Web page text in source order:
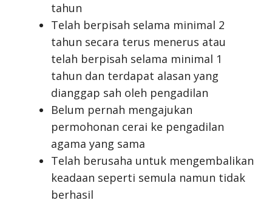
tahun
Telah berpisah selama minimal 2
tahun secara terus menerus atau
telah berpisah selama minimal 1
tahun dan terdapat alasan yang
dianggap sah oleh pengadilan
Belum pernah mengajukan
permohonan cerai ke pengadilan
agama yang sama
Telah berusaha untuk mengembalikan
keadaan seperti semula namun tidak
berhasil